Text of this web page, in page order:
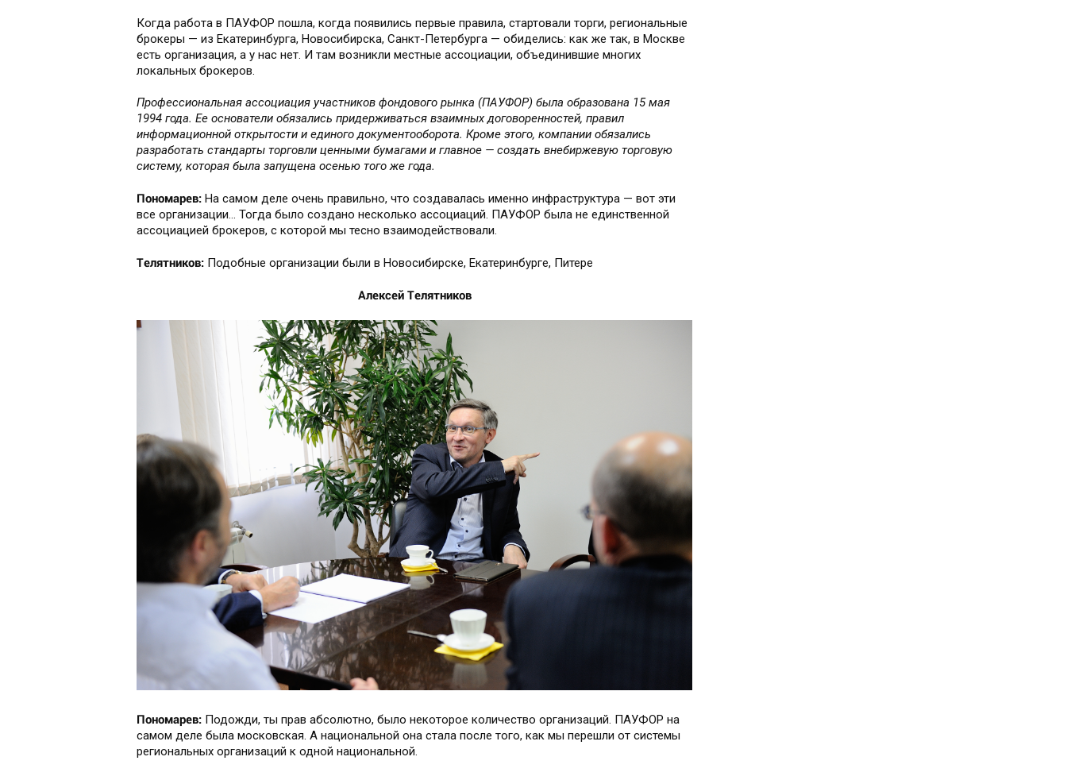
Когда работа в ПАУФОР пошла, когда появились первые правила, стартовали торги, региональные
брокеры — из Екатеринбурга, Новосибирска, Санкт-Петербурга — обиделись: как же так, в Москве
есть организация, а у нас нет. И там возникли местные ассоциации, объединившие многих
локальных брокеров.
Профессиональная ассоциация участников фондового рынка (ПАУФОР) была образована 15 мая
1994 года. Ее основатели обязались придерживаться взаимных договоренностей, правил
информационной открытости и единого документооборота. Кроме этого, компании обязались
разработать стандарты торговли ценными бумагами и главное — создать внебиржевую торговую
систему, которая была запущена осенью того же года.
Пономарев: На самом деле очень правильно, что создавалась именно инфраструктура — вот эти
все организации… Тогда было создано несколько ассоциаций. ПАУФОР была не единственной
ассоциацией брокеров, с которой мы тесно взаимодействовали.
Телятников: Подобные организации были в Новосибирске, Екатеринбурге, Питере
Алексей Телятников
Пономарев: Подожди, ты прав абсолютно, было некоторое количество организаций. ПАУФОР на
самом деле была московская. А национальной она стала после того, как мы перешли от системы
региональных организаций к одной национальной.